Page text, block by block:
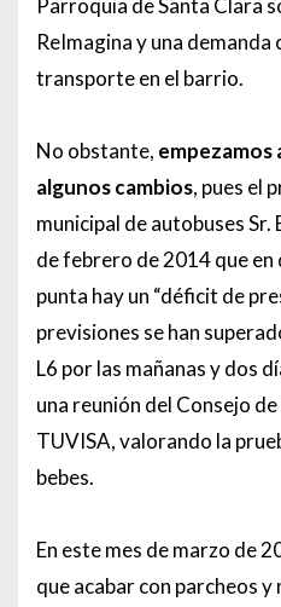
Parroquia de Santa Clara
ReImagina y una
transporte en el barrio.
No obstante, empezamos
algunos cambios, pues el
municipal de autobuses
de febrero de 2014 que
punta hay un “déficit de
previsiones se han
L6 por las mañanas y dos
una reunión del Consejo
TUVISA, valorando la
bebes.
En este mes de marzo de
que acabar con parcheos